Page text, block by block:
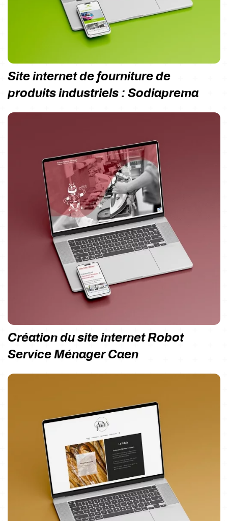
Site internet de fourniture de
produits industriels : Sodiaprema
Création du site internet Robot
Service Ménager Caen